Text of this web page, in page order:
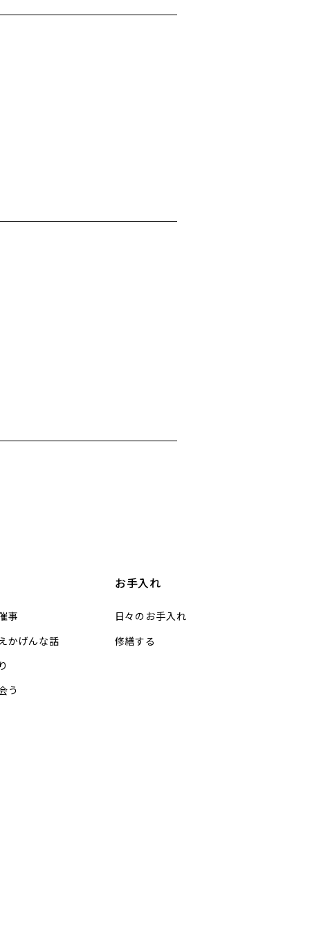
さい。
事
かげんな話
う
お手入れ
日々のお手入れ
修繕する